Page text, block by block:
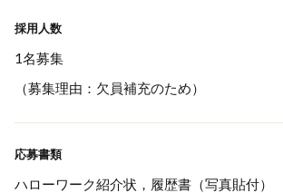
採用人数
1名募集
（募集理由：欠員補充のため）
応募書類
ハローワーク紹介状，履歴書（写真貼付）